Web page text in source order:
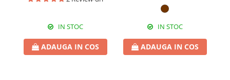
IN STOC
ADAUGA IN COS
IN STOC
ADAUGA IN COS